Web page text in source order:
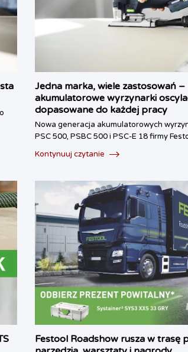
Jedna marka, wiele zastosowań –
akumulatorowe wyrzynarki
dopasowane do każdej pracy
Nowa generacja akumulatorowych
PSC 500, PSBC 500 i PSC-E 18 firmy
Kontynuuj czytanie
Festool Roadshow rusza w trasę